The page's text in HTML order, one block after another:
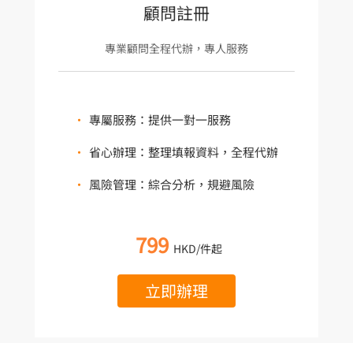
顧問註冊
專業顧問全程代辦，專人服務
• 專屬服務：提供一對一服務
• 省心辦理：整理填報資料，全程代辦
• 風險管理：綜合分析，規避風險
799 HKD/件起
立即辦理